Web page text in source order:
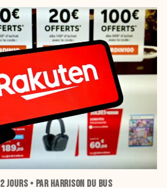
2 JOURS• PAR HARRISON DU BUS